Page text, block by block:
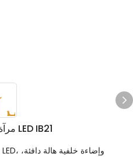
مرآة حمام عمودية بدون إطار بإضاءة LED IB21